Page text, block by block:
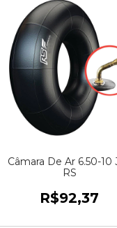
Câmara De Ar 6.50-10
RS
R$92,37